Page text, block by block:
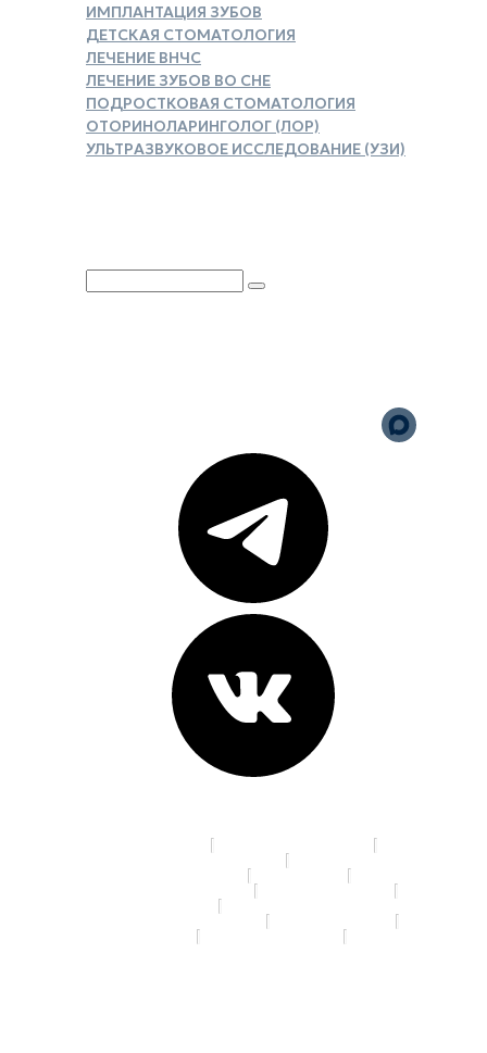
ИМПЛАНТАЦИЯ ЗУБОВ
ДЕТСКАЯ СТОМАТОЛОГИЯ
ЛЕЧЕНИЕ ВНЧС
ЛЕЧЕНИЕ ЗУБОВ ВО СНЕ
ПОДРОСТКОВАЯ СТОМАТОЛОГИЯ
ОТОРИНОЛАРИНГОЛОГ (ЛОР)
УЛЬТРАЗВУКОВОЕ ИССЛЕДОВАНИЕ (УЗИ)